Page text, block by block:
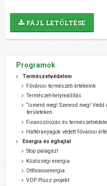
FÁJL LETÖLTÉSE
Programok
Természetvédelem
Fővárosi természeti értékeink
Természet-helyreállítás
“Ismerd meg! Szeresd meg!
területeken
Finanszírozás és
Háttéranyagok védett fővárosi
Energia és éghajlat
Stop palagáz!
Közösségi energia
Otthonosenergia
VOP Plusz projekt